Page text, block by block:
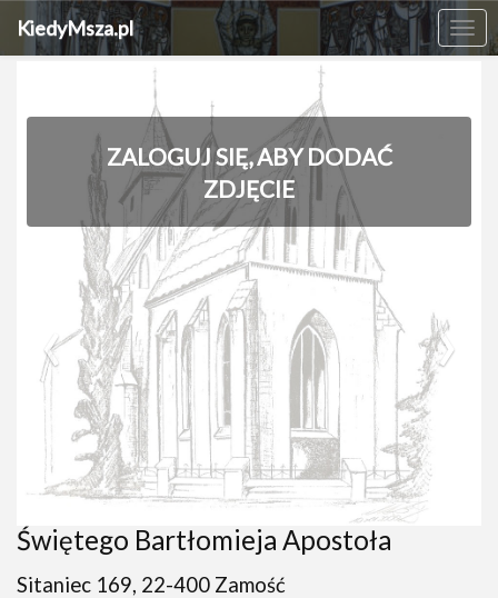
KiedyMsza.pl
ZALOGUJ SIĘ, ABY DODAĆ
ZDJĘCIE
‹ ›
Świętego Bartłomieja Apostoła
Sitaniec 169, 22-400 Zamość